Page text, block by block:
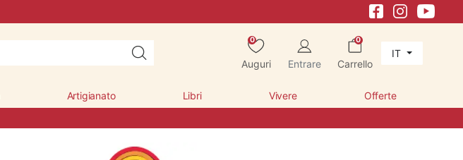
0
Auguri Entrare
0
Carrello
IT
Artigianato Libri Vivere Offerte